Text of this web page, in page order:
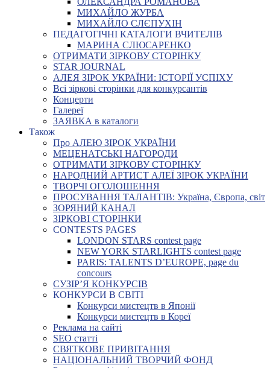
МИХАЙЛО ЖУРБА
МИХАЙЛО СЛЄПУХІН
ПЕДАГОГІЧНІ КАТАЛОГИ ВЧИТЕЛІВ
МАРИНА СЛЮСАРЕНКО
ОТРИМАТИ ЗІРКОВУ СТОРІНКУ
STAR JOURNAL
АЛЕЯ ЗІРОК УКРАЇНИ: ІСТОРІЇ УСПІХУ
Всі зіркові сторінки для конкурсантів
Концерти
Галереї
ЗАЯВКА в каталоги
Також
Про АЛЕЮ ЗІРОК УКРАЇНИ
МЕЦЕНАТСЬКІ НАГОРОДИ
ОТРИМАТИ ЗІРКОВУ СТОРІНКУ
НАРОДНИЙ АРТИСТ АЛЕЇ ЗІРОК УКРАЇНИ
ТВОРЧІ ОГОЛОШЕННЯ
ПРОСУВАННЯ ТАЛАНТІВ: Україна, Європа, світ
ЗОРЯНИЙ КАНАЛ
ЗІРКОВІ СТОРІНКИ
CONTESTS PAGES
LONDON STARS contest page
NEW YORK STARLIGHTS contest page
PARIS: TALENTS D’EUROPE, page du
concours
СУЗІР’Я КОНКУРСІВ
КОНКУРСИ В СВІТІ
Конкурси мистецтв в Японії
Конкурси мистецтв в Кореї
Реклама на сайті
SEO статті
СВЯТКОВЕ ПРИВІТАННЯ
НАЦІОНАЛЬНИЙ ТВОРЧИЙ ФОНД